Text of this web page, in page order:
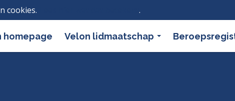
cookies. .
homepage Velon lidmaatschap